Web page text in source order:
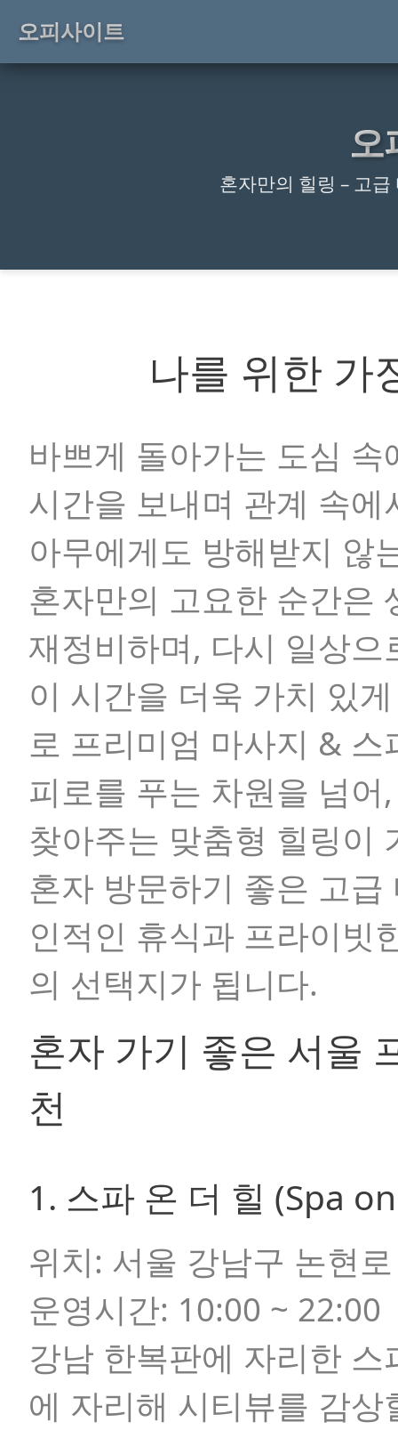
오피사이트
오
혼자만의 힐링 – 고
나를 위한 가
바쁘게 돌아가는 도심
시간을 보내며 관계 속
아무에게도 방해받지 않
혼자만의 고요한 순간은
재정비하며, 다시 일상
이 시간을 더욱 가치 있
로 프리미엄 마사지 &
피로를 푸는 차원을 넘
찾아주는 맞춤형 힐링이
혼자 방문하기 좋은 고
인적인 휴식과 프라이빗
의 선택지가 됩니다.
혼자 가기 좋은 서울
천
1. 스파 온 더 힐 (Spa
위치: 서울 강남구 논현
운영시간: 10:00 ~ 22:00
강남 한복판에 자리한
에 자리해 시티뷰를 감